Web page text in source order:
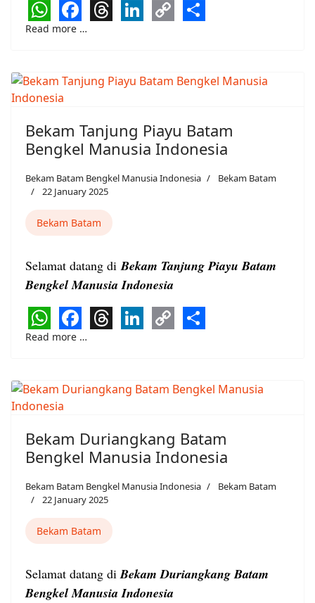
WhatsApp
Facebook
Read more …
Bekam Tanjung Piayu Batam
Bengkel Manusia Indonesia
Bekam Batam Bengkel Manusia Indonesia
Bekam Batam
22 January 2025
Bekam Batam
Selamat datang diBekam Tanjung Piayu Batam
Bengkel Manusia Indonesia
WhatsApp
Facebook
Read more …
Bekam Duriangkang Batam
Bengkel Manusia Indonesia
Bekam Batam Bengkel Manusia Indonesia
Bekam Batam
22 January 2025
Bekam Batam
Selamat datang diBekam Duriangkang Batam
Bengkel Manusia Indonesia